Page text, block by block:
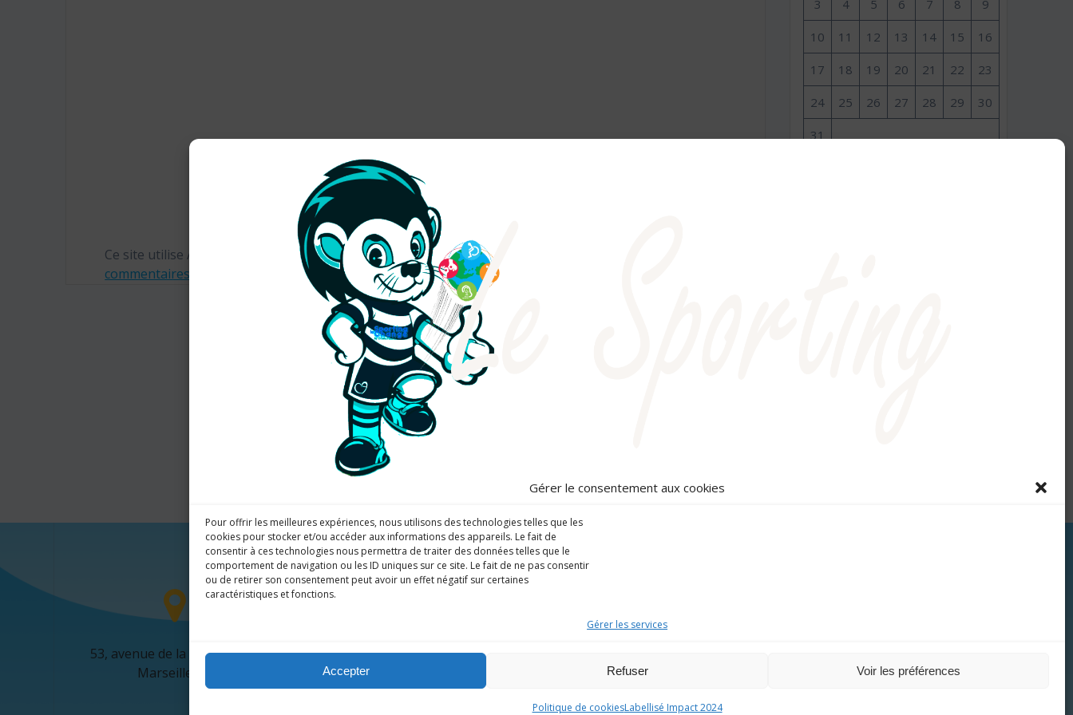
Gérer le consentement aux cookies
Pour offrir les meilleures expériences, nous utilisons des technologies telles que les
cookies pour stocker et/ou accéder aux informations des appareils. Le fait de
consentir à ces technologies nous permettra de traiter des données telles que le
comportement de navigation ou les ID uniques sur ce site. Le fait de ne pas consentir
ou de retirer son consentement peut avoir un effet négatif sur certaines
caractéristiques et fonctions.
Gérer les services
Accepter Refuser Voir les préférences
Politique de cookiesLabellisé Impact 2024
Ce site utilise Akismet pour réduire les indésirables.En savoir plus sur la façon dont les données de vos
commentaires sont traitées
3 4 5 6 7 8 9
10 11 12 13 14 15 16
17 18 19 20 21 22 23
24 25 26 27 28 29 30
31
53, avenue de la Martheline,
Marseille 09.
info@sporting.ajcmarseillesport.org